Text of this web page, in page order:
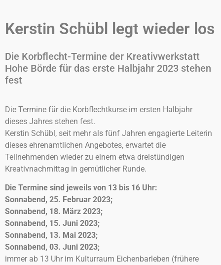
Kerstin Schübl legt wieder los
Die Korbflecht-Termine der Kreativwerkstatt
Hohe Börde für das erste Halbjahr 2023 stehen
fest
Die Termine für die Korbflechtkurse im ersten Halbjahr
dieses Jahres stehen fest.
Kerstin Schübl, seit mehr als fünf Jahren engagierte Leiterin
dieses ehrenamtlichen Angebotes, erwartet die
Teilnehmenden wieder zu einem etwa dreistündigen
Kreativnachmittag in gemütlicher Runde.
Die Termine sind jeweils von 13 bis 16 Uhr:
Sonnabend, 25. Februar 2023;
Sonnabend, 18. März 2023;
Sonnabend, 15. Juni 2023;
Sonnabend, 13. Mai 2023;
Sonnabend, 03. Juni 2023;
immer ab 13 Uhr im Kulturraum Eichenbarleben (frühere